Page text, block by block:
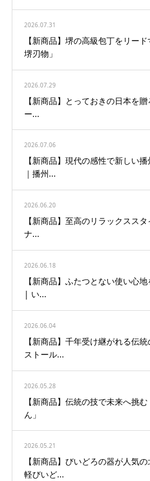
2026.07.31
【新商品】堺の高級包丁をリー
堺刃物」
2026.07.29
【新商品】とっておきの日本を
ー...
2026.07.06
【新商品】現代の感性で新しい
｜播州...
2026.06.20
【新商品】至高のリラックスス
ナ...
2026.06.18
【新商品】ふたつとない使い心
| い...
2026.06.04
【新商品】千年受け継がれる伝
ストール...
2026.05.28
【新商品】伝統の技で未来へ挑
ん」
2026.05.21
【新商品】びいどろの器が人気
軽びいど...